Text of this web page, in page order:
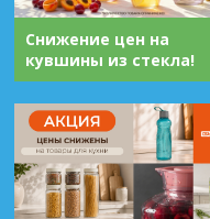
Снижение цен на
кувшины из стекла!